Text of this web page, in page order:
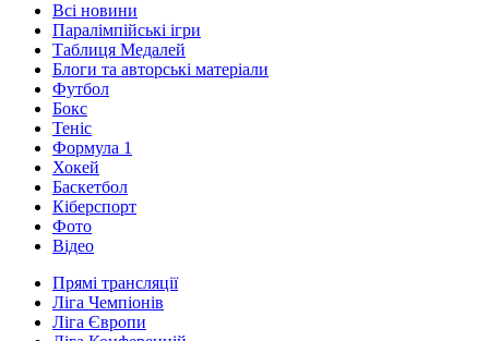
Всі новини
Паралімпійські ігри
Таблиця Медалей
Блоги та авторські матеріали
Футбол
Бокс
Теніс
Формула 1
Хокей
Баскетбол
Кіберспорт
Фото
Відео
Прямі трансляції
Ліга Чемпіонів
Ліга Європи